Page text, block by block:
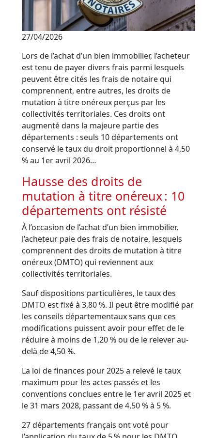
27/04/2026
Lors de l’achat d’un bien immobilier, l’acheteur
est tenu de payer divers frais parmi lesquels
peuvent être cités les frais de notaire qui
comprennent, entre autres, les droits de
mutation à titre onéreux perçus par les
collectivités territoriales. Ces droits ont
augmenté dans la majeure partie des
départements : seuls 10 départements ont
conservé le taux du droit proportionnel à 4,50
% au 1er avril 2026…
Hausse des droits de
mutation à titre onéreux : 10
départements ont résisté
À l’occasion de l’achat d’un bien immobilier,
l’acheteur paie des frais de notaire, lesquels
comprennent des droits de mutation à titre
onéreux (DMTO) qui reviennent aux
collectivités territoriales.
Sauf dispositions particulières, le taux des
DMTO est fixé à 3,80 %. Il peut être modifié par
les conseils départementaux sans que ces
modifications puissent avoir pour effet de le
réduire à moins de 1,20 % ou de le relever au-
delà de 4,50 %.
La loi de finances pour 2025 a relevé le taux
maximum pour les actes passés et les
conventions conclues entre le 1er avril 2025 et
le 31 mars 2028, passant de 4,50 % à 5 %.
27 départements français ont voté pour